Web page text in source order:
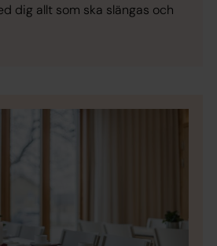
dig allt som ska slängas och